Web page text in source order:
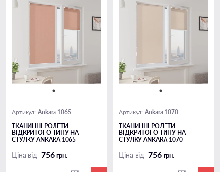
Артикул: Ankara 1065
ТКАНИННІ РОЛЕТИ
ВІДКРИТОГО ТИПУ НА
СТУЛКУ ANKARA 1065
Ціна від 756 грн.
Артикул: Ankara 1070
ТКАНИННІ РОЛЕТИ
ВІДКРИТОГО ТИПУ НА
СТУЛКУ ANKARA 1070
Ціна від 756 грн.